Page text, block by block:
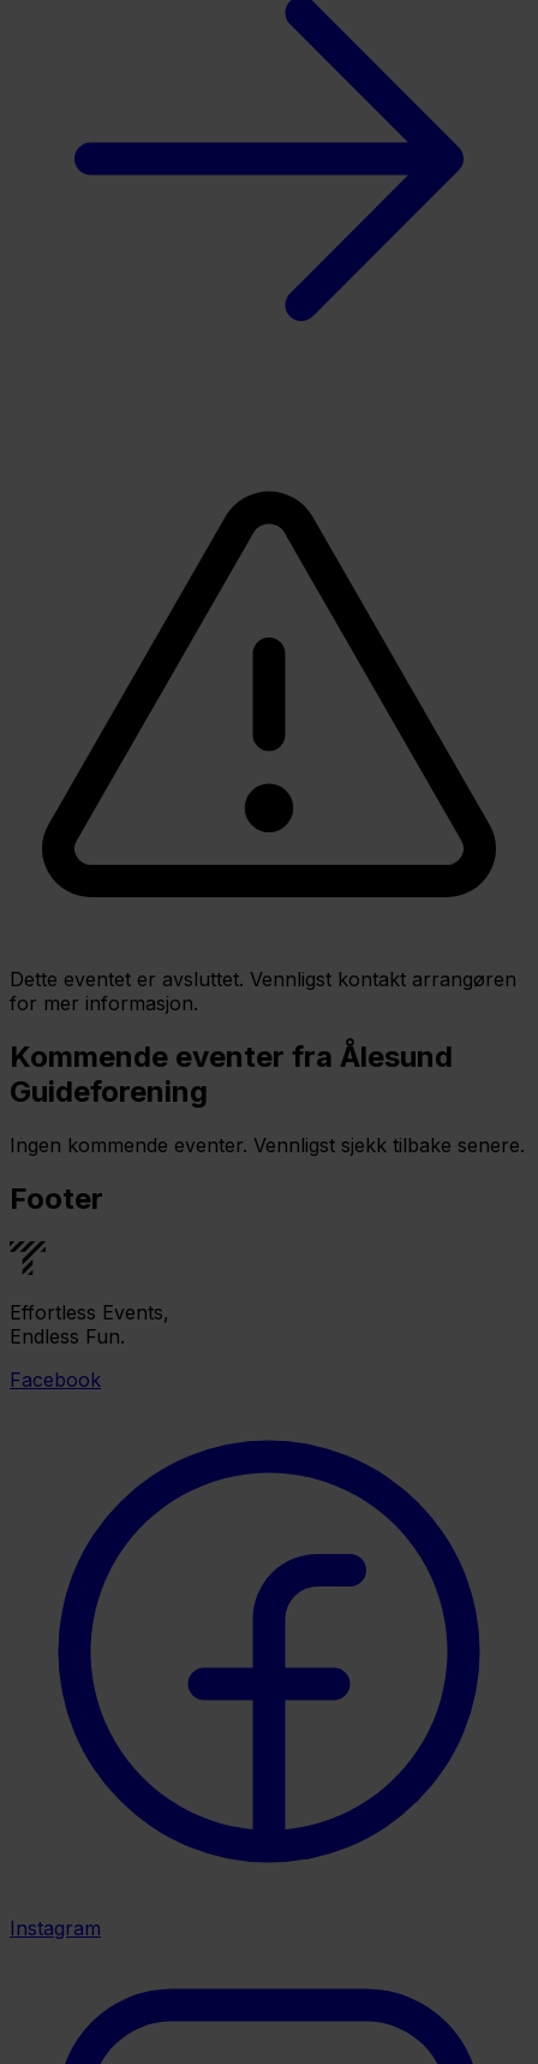
Dette eventet er avsluttet. Vennligst kontakt arrangøren
for mer informasjon.
Kommende eventer fra Ålesund
Guideforening
Ingen kommende eventer. Vennligst sjekk tilbake senere.
Footer
Effortless Events,
Endless Fun.
Facebook
Instagram